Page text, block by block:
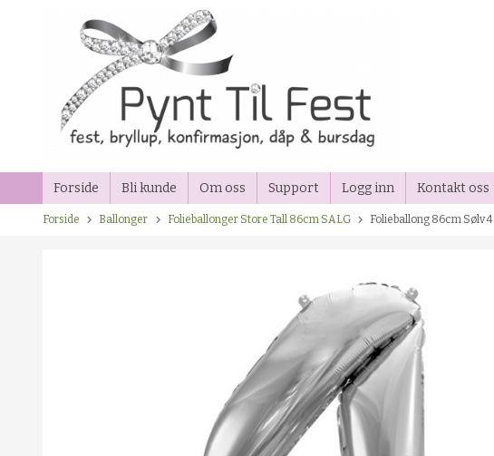
Forside Bli kunde Om oss Support Logg inn Kontakt oss
Forside Ballonger Folieballonger Store Tall 86cm SALG Folieballong 86cm Sølv 4